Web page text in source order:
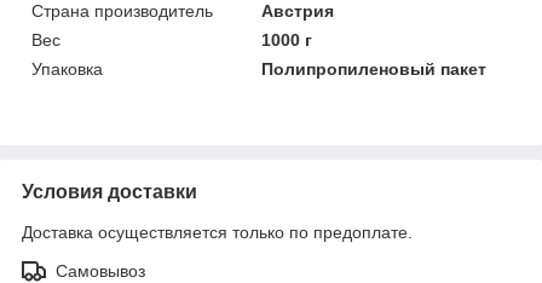
Страна производитель
Австрия
Вес
1000 г
Упаковка
Полипропиленовый пакет
Условия доставки
Доставка осуществляется только по предоплате.
Самовывоз